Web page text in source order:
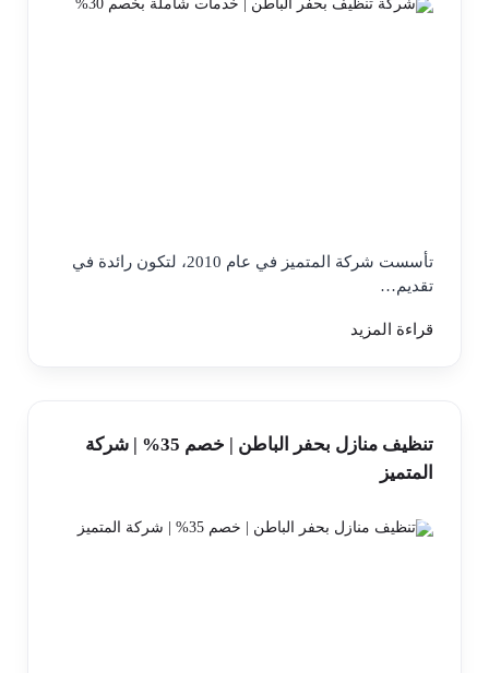
تأسست شركة المتميز في عام 2010، لتكون رائدة في
تقديم…
قراءة المزيد
تنظيف منازل بحفر الباطن | خصم 35% | شركة
المتميز